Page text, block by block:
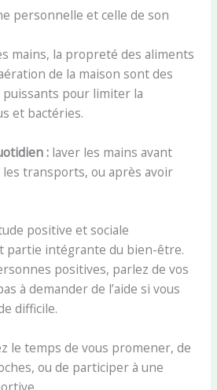
personnelle et celle de son
mains, la propreté des aliments
de la maison sont des
pour limiter la
et bactéries.
:laver les mains avant
transports, ou après avoir
positive et sociale
partie intégrante du bien-être.
positives, parlez de vos
à demander de l’aide si vous
difficile.
le temps de vous promener, de
ou de participer à une